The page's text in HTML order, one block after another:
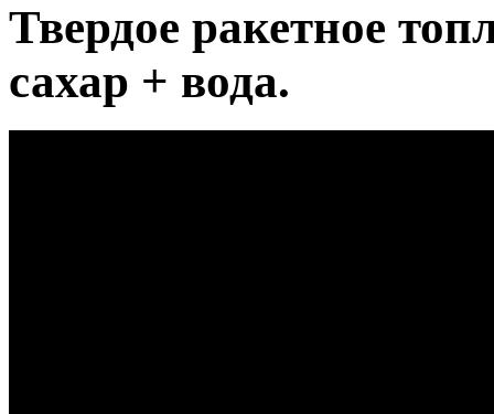
Твердое ракетное
сахар + вода.